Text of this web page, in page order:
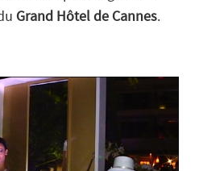
Grand Hôtel de Cannes.